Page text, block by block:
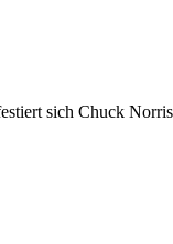
sich Chuck